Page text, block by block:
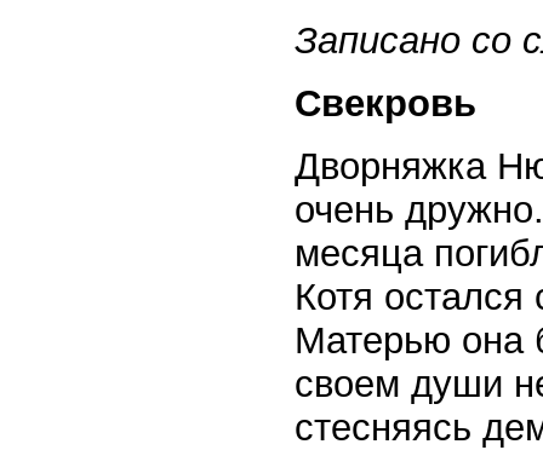
Записано со
Свекровь
Дворняжка
очень
месяца
Котя
Матерью она
своем души
стесняясь